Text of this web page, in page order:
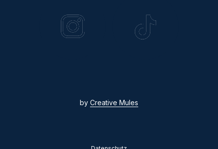
by Creative Mules